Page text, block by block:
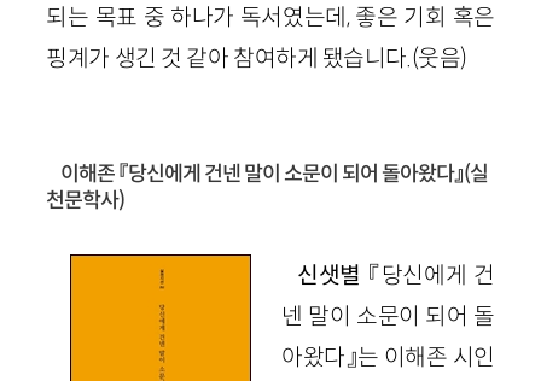
되는 목표 중 하나가 독서였는데, 좋은 기회 혹은
핑계가 생긴 것 같아 참여하게 됐습니다.(웃음)
이해존 『당신에게 건넨 말이 소문이 되어 돌아왔다』(실
천문학사)
신샛별 『당신에게 건
넨 말이 소문이 되어 돌
아왔다』는 이해존 시인